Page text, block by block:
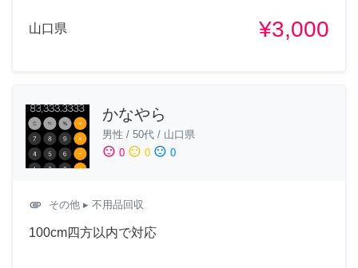
山口県 ¥3,000
かなやら
男性 / 50代 / 山口県
sentiment_satisfied 0 sentiment_neutral 0 sentiment_dissatisfied 0
attachment その他 ▸ 不用品回収
100cm四方以内で対応